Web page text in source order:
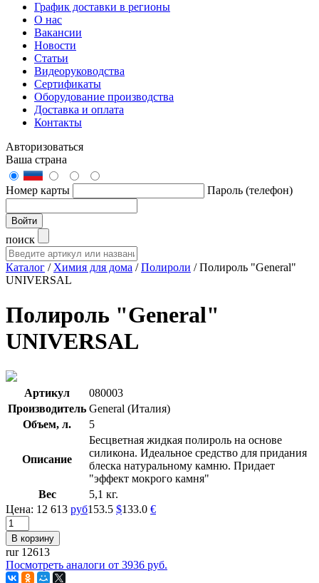
График доставки в регионы
О нас
Вакансии
Новости
Статьи
Видеоруководства
Сертификаты
Оборудование производства
Доставка и оплата
Контакты
Авторизоваться
Ваша страна
Номер карты Пароль (телефон)
Войти
поиск
Каталог / Химия для дома / Полироли / Полироль "General"
UNIVERSAL
Полироль "General"
UNIVERSAL
Артикул
080003
Производитель General (Италия)
Объем, л.
5
Описание
Бесцветная жидкая полироль на основе
силикона. Идеальное средство для придания
блеска натуральному камню. Придает
"эффект мокрого камня"
Вес
5,1 кг.
Цена: 12 613 руб153.5 $133.0 €
rur 12613
Посмотреть аналоги от 3936 руб.